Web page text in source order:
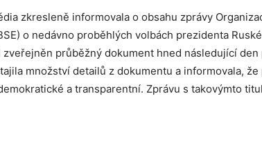
zkresleně informovala o obsahu zprávy
o nedávno proběhlých volbách prezidenta
průběžný dokument hned následující den
množství detailů z dokumentu a informovala,
a transparentní. Zprávu s takovýmto